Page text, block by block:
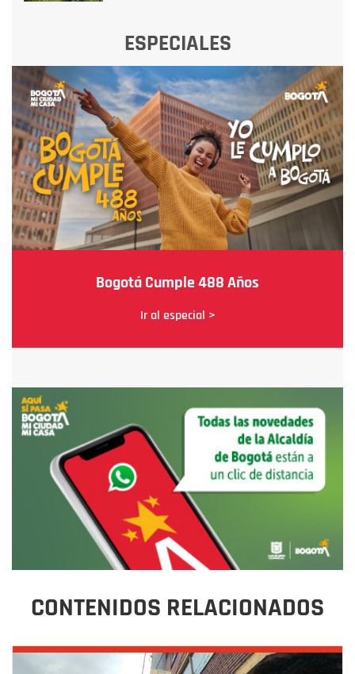
ESPECIALES
Bogotá Cumple 488 Años
Ir al especial >
CONTENIDOS RELACIONADOS